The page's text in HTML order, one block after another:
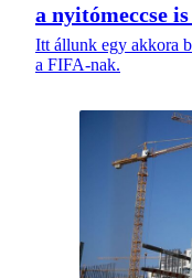
a nyitómeccse
Itt állunk egy akkora
a FIFA-nak.